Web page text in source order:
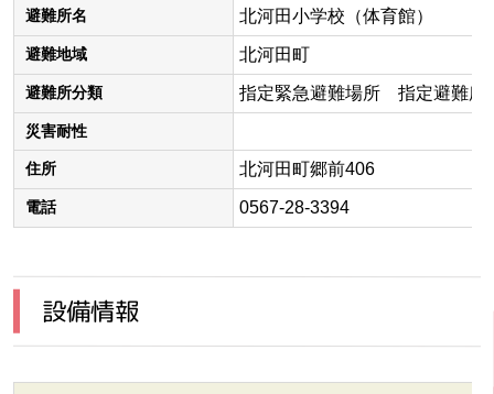
避難所名 北河田小学校（体育館）
避難地域 北河田町
避難所分類 指定緊急避難場所 指定避難所
災害耐性
住所 北河田町郷前406
電話 0567-28-3394
設備情報